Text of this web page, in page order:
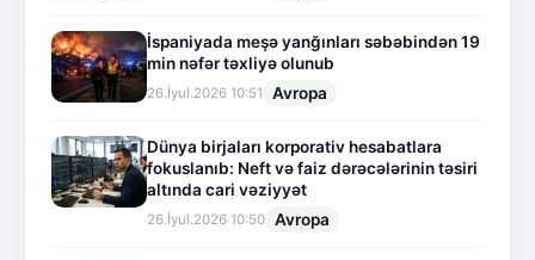
İspaniyada meşə yanğınları səbəbindən 19
min nəfər təxliyə olunub
26.İyul.2026 10:51 Avropa
Dünya birjaları korporativ hesabatlara
fokuslanıb: Neft və faiz dərəcələrinin təsiri
altında cari vəziyyət
26.İyul.2026 10:50 Avropa